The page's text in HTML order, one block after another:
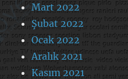
Mart 2022
Şubat 2022
Ocak 2022
Aralık 2021
Kasım 2021